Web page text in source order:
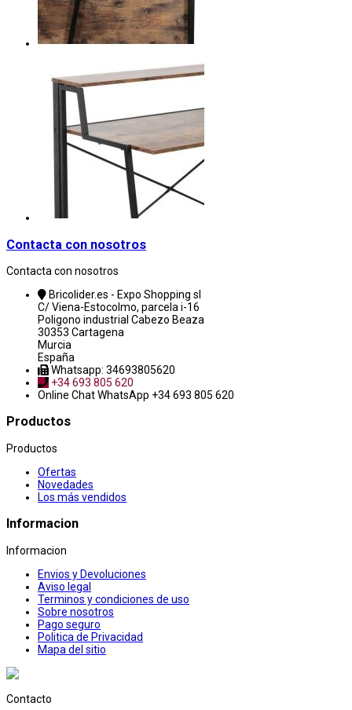
Contacta con nosotros
Contacta con nosotros
Bricolider.es - Expo Shopping sl
C/ Viena-Estocolmo, parcela i-16
Poligono industrial Cabezo Beaza
30353 Cartagena
Murcia
España
Whatsapp: 34693805620
+34 693 805 620
Online ChatWhatsApp +34 693 805 620
Productos
Productos
Ofertas
Novedades
Los más vendidos
Informacion
Informacion
Envios y Devoluciones
Aviso legal
Terminos y condiciones de uso
Sobre nosotros
Pago seguro
Politica de Privacidad
Mapa del sitio
Contacto